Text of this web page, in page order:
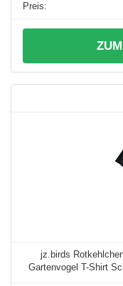
jz.birds
Gartenvogel T-Shirt